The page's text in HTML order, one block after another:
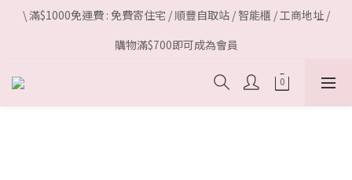
\ 滿$1000免運費 : 免費寄住宅 / 順豐自取站 / 智能櫃 / 工商地址 /
購物滿$700即可成為會員